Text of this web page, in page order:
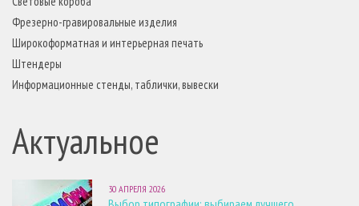
Фрезерно-гравировальные изделия
Широкоформатная и интерьерная печать
Штендеры
Информационные стенды, таблички, вывески
Актуальное
30 АПРЕЛЯ 2026